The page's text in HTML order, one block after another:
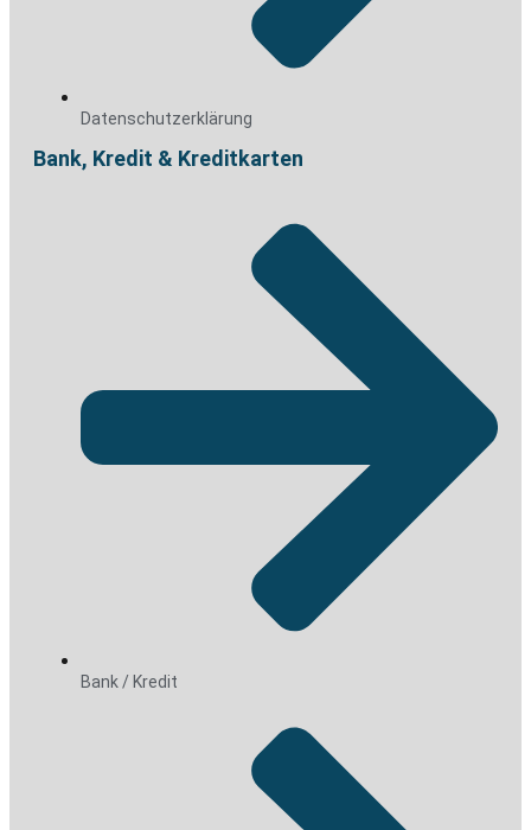
Datenschutzerklärung
Bank, Kredit & Kreditkarten
Bank / Kredit